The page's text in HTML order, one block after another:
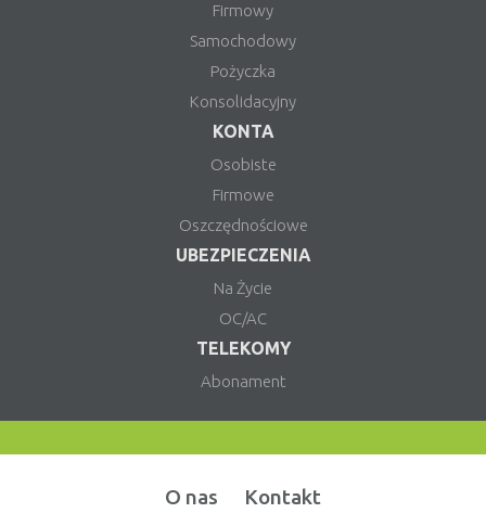
Firmowy
Samochodowy
Pożyczka
Konsolidacyjny
KONTA
Osobiste
Firmowe
Oszczędnościowe
UBEZPIECZENIA
Na Życie
OC/AC
TELEKOMY
Abonament
O nas Kontakt